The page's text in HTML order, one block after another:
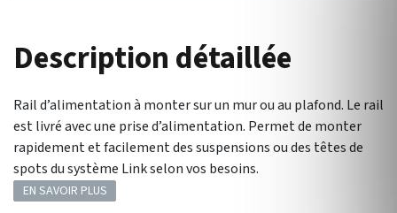
Description détaillée
Rail d’alimentation à monter sur un mur ou au plafond. Le rail
est livré avec une prise d’alimentation. Permet de monter
rapidement et facilement des suspensions ou des têtes de
spots du système Link selon vos besoins.
EN SAVOIR PLUS